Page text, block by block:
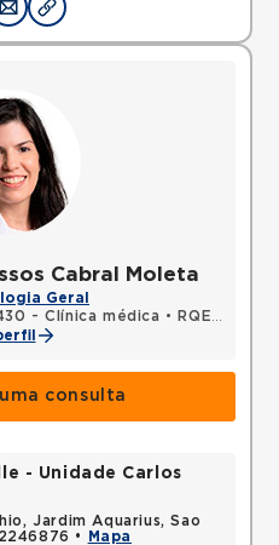
Cabral Moleta
Geral
- Clínica médica •
RQE 64457 - Reumatologia
consulta
- Unidade Carlos
Jardim Aquarius, Sao
•
Mapa